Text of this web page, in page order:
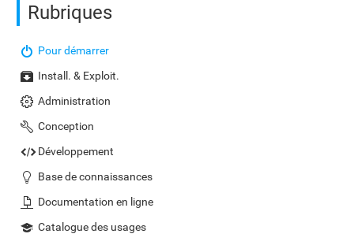
Rubriques
Pour démarrer
Install. & Exploit.
Administration
Conception
Développement
Base de connaissances
Documentation en ligne
Catalogue des usages